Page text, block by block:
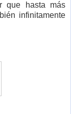
que hasta más
infinitamente